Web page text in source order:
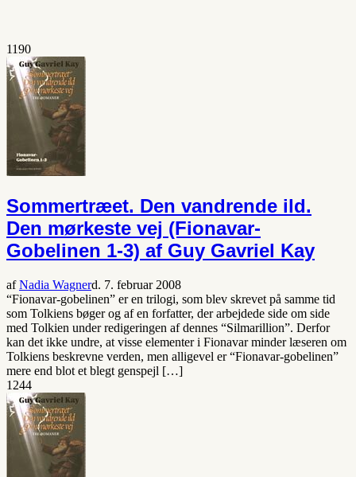
1190
Sommertræet. Den vandrende ild.
Den mørkeste vej (Fionavar-
Gobelinen 1-3) af Guy Gavriel Kay
afNadia Wagnerd. 7. februar 2008
“Fionavar-gobelinen” er en trilogi, som blev skrevet på samme tid
som Tolkiens bøger og af en forfatter, der arbejdede side om side
med Tolkien under redigeringen af dennes “Silmarillion”. Derfor
kan det ikke undre, at visse elementer i Fionavar minder læseren om
Tolkiens beskrevne verden, men alligevel er “Fionavar-gobelinen”
mere end blot et blegt genspejl […]
1244